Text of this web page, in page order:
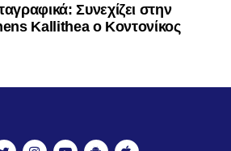
Συνεχίζει στην
Kallithea ο Κοντονίκος